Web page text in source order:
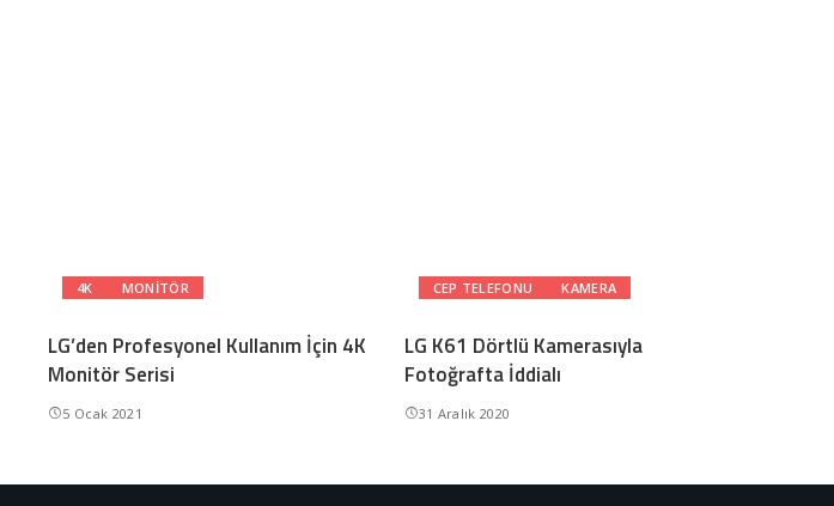
4K MONITÖR
LG’den Profesyonel Kullanım İçin 4K
Monitör Serisi
5 Ocak 2021
CEP TELEFONU KAMERA
LG K61 Dörtlü Kamerasıyla
Fotoğrafta İddialı
31 Aralık 2020